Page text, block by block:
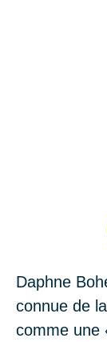
Daphne
connue de
comme une